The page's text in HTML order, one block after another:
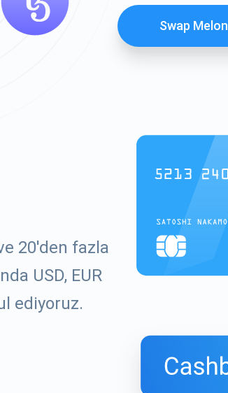
Swap Melon
20'den fazla
USD, EUR
ediyoruz.